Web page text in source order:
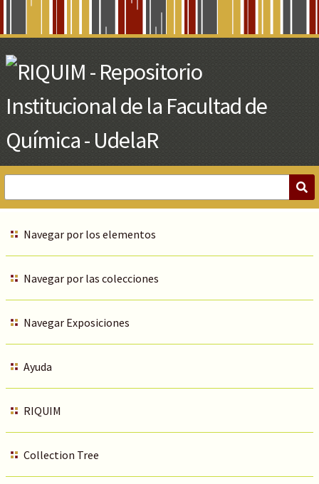
Main
Content
Navegar por los elementos
Navegar por las colecciones
Navegar Exposiciones
Ayuda
RIQUIM
Collection Tree